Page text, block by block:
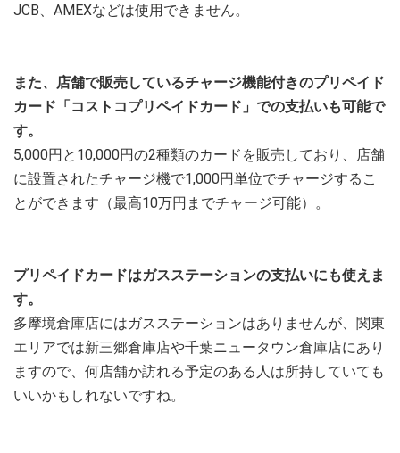
JCB、AMEXなどは使用できません。
また、店舗で販売しているチャージ機能付きのプリペイド
カード「コストコプリペイドカード」での支払いも可能で
す。
5,000円と10,000円の2種類のカードを販売しており、店舗
に設置されたチャージ機で1,000円単位でチャージするこ
とができます（最高10万円までチャージ可能）。
プリペイドカードはガスステーションの支払いにも使えま
す。
多摩境倉庫店にはガスステーションはありませんが、関東
エリアでは新三郷倉庫店や千葉ニュータウン倉庫店にあり
ますので、何店舗か訪れる予定のある人は所持していても
いいかもしれないですね。